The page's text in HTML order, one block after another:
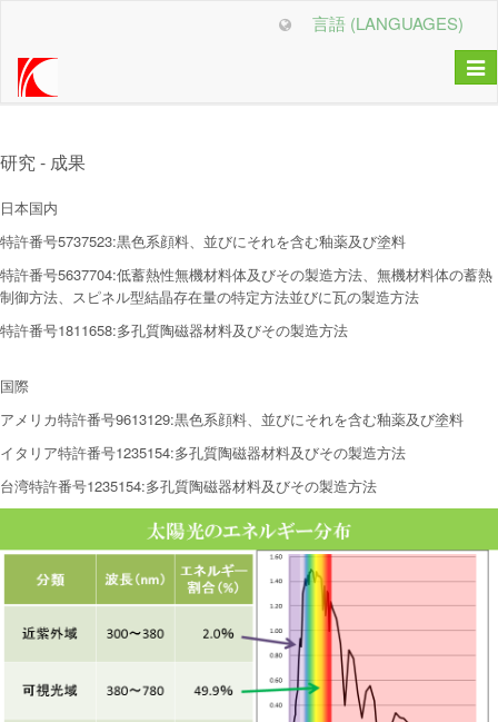
言語 (LANGUAGES)
研究 - 成果
日本国内
特許番号5737523:黒色系顔料、並びにそれを含む釉薬及び塗料
特許番号5637704:低蓄熱性無機材料体及びその製造方法、無機材料体の蓄熱
制御方法、スピネル型結晶存在量の特定方法並びに瓦の製造方法
特許番号1811658:多孔質陶磁器材料及びその製造方法
国際
アメリカ特許番号9613129:黒色系顔料、並びにそれを含む釉薬及び塗料
イタリア特許番号1235154:多孔質陶磁器材料及びその製造方法
台湾特許番号1235154:多孔質陶磁器材料及びその製造方法